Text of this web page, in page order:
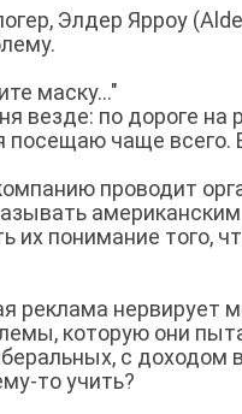
Элдер Ярроу
маску..."
везде: по дороге на
посещаю чаще всего.
проводит
их понимание того,
реклама нервирует
которую они
с
то учить?